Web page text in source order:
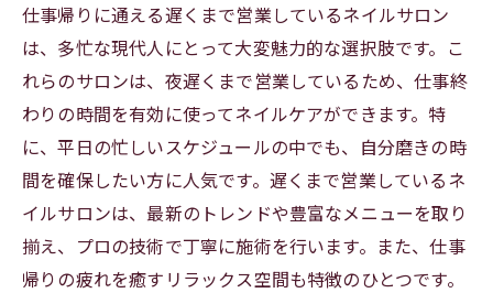
仕事帰りに通える遅くまで営業しているネイルサロン
は、多忙な現代人にとって大変魅力的な選択肢です。こ
れらのサロンは、夜遅くまで営業しているため、仕事終
わりの時間を有効に使ってネイルケアができます。特
に、平日の忙しいスケジュールの中でも、自分磨きの時
間を確保したい方に人気です。遅くまで営業しているネ
イルサロンは、最新のトレンドや豊富なメニューを取り
揃え、プロの技術で丁寧に施術を行います。また、仕事
帰りの疲れを癒すリラックス空間も特徴のひとつです。